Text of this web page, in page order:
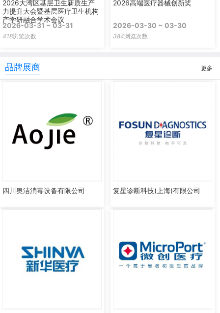
2026大湾区基层卫生新质生产
力提升大会暨基层医疗卫生机构
产学研融合学术会议
2026-03-31 ~ 03-31
418浏览次数
2026高端医疗器械创新奖
2026-03-30 ~ 03-30
384浏览次数
品牌展商 更多
四川奥洁消毒设备有限公司 复星诊断科技(上海)有限公司